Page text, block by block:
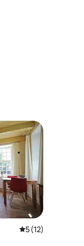
5 ರಲ್ಲಿ 5 ಸರಾಸರಿ
5 (12)